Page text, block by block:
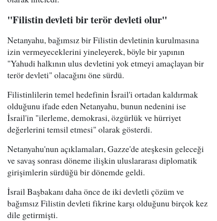
"Filistin devleti bir terör devleti olur"
Netanyahu, bağımsız bir Filistin devletinin kurulmasına
izin vermeyeceklerini yineleyerek, böyle bir yapının
"Yahudi halkının ulus devletini yok etmeyi amaçlayan bir
terör devleti" olacağını öne sürdü.
Filistinlilerin temel hedefinin İsrail'i ortadan kaldırmak
olduğunu ifade eden Netanyahu, bunun nedenini ise
İsrail'in "ilerleme, demokrasi, özgürlük ve hürriyet
değerlerini temsil etmesi" olarak gösterdi.
Netanyahu'nun açıklamaları, Gazze'de ateşkesin geleceği
ve savaş sonrası döneme ilişkin uluslararası diplomatik
girişimlerin sürdüğü bir dönemde geldi.
İsrail Başbakanı daha önce de iki devletli çözüm ve
bağımsız Filistin devleti fikrine karşı olduğunu birçok kez
dile getirmişti.